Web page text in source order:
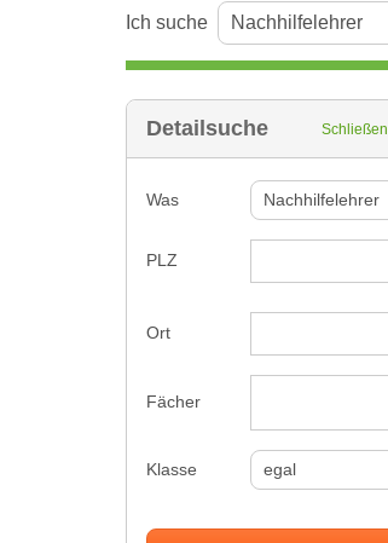
Ich suche
Detailsuche Schließen
Was
PLZ
Ort
Fächer
Klasse